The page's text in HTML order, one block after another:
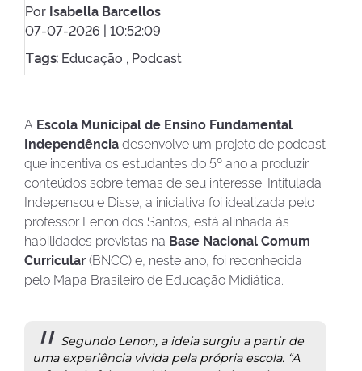
Por Isabella Barcellos
07-07-2026 | 10:52:09
Tags: Educação , Podcast
A Escola Municipal de Ensino Fundamental
Independênciadesenvolve um projeto de podcast
que incentiva os estudantes do 5º ano a produzir
conteúdos sobre temas de seu interesse. Intitulada
Indepensou e Disse, a iniciativa foi idealizada pelo
professor Lenon dos Santos, está alinhada às
habilidades previstas na Base Nacional Comum
Curricular(BNCC) e, neste ano, foi reconhecida
pelo Mapa Brasileiro de Educação Midiática.
Segundo Lenon, a ideia surgiu a partir de
uma experiência vivida pela própria escola. “A